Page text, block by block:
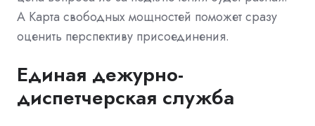
А Карта свободных мощностей поможет сразу
оценить перспективу присоединения.
Единая дежурно-
диспетчерская служба